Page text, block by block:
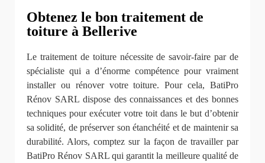
Obtenez le bon traitement de
toiture à Bellerive
Le traitement de toiture nécessite de savoir-faire par de
spécialiste qui a d’énorme compétence pour vraiment
installer ou rénover votre toiture. Pour cela, BatiPro
Rénov SARL dispose des connaissances et des bonnes
techniques pour exécuter votre toit dans le but d’obtenir
sa solidité, de préserver son étanchéité et de maintenir sa
durabilité. Alors, comptez sur la façon de travailler par
BatiPro Rénov SARL qui garantit la meilleure qualité de